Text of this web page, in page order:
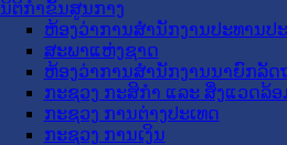
ນິຕິກໍາຂັ້ນສູນກາງ
ຫ້ອງວ່າການສໍານັກງານປະທານປ
ສະພາແຫ່ງຊາດ
ຫ້ອງວ່າການສຳນັກງານນາຍົກລັດ
ກະຊວງ ກະສິກຳ ແລະ ສິ່ງແວດລ້ອ
ກະຊວງ ການຕ່າງປະເທດ
ກະຊວງ ການເງິນ